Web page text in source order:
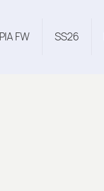
FW SS26